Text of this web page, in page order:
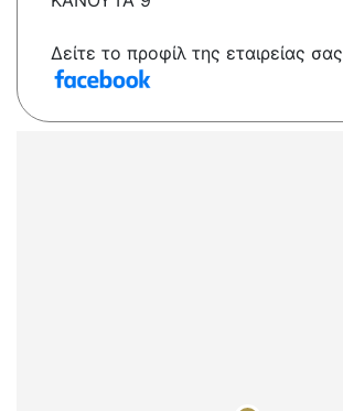
Δείτε το προφίλ της εταιρείας σας